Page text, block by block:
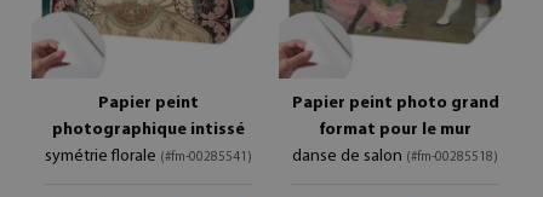
Papier peint
photographique intissé
symétrie florale (#fm-00285541)
Papier peint photo grand
format pour le mur
danse de salon (#fm-00285518)